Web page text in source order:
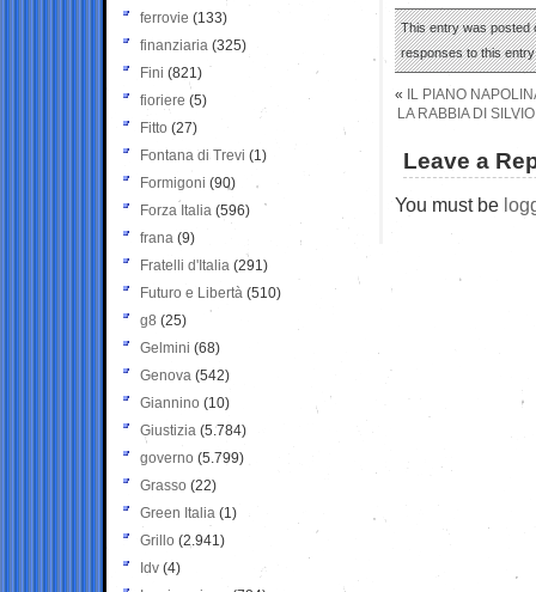
This entry was posted
responses to this
«
IL PIANO
LA RABBIA DI
Leave a
You must be
ferrovie (133)
finanziaria (325)
Fini (821)
fioriere (5)
Fitto (27)
Fontana di Trevi (1)
Formigoni (90)
Forza Italia (596)
frana (9)
Fratelli d'Italia (291)
Futuro e Libertà (510)
g8 (25)
Gelmini (68)
Genova (542)
Giannino (10)
Giustizia (5.784)
governo (5.799)
Grasso (22)
Green Italia (1)
Grillo (2.941)
Idv (4)